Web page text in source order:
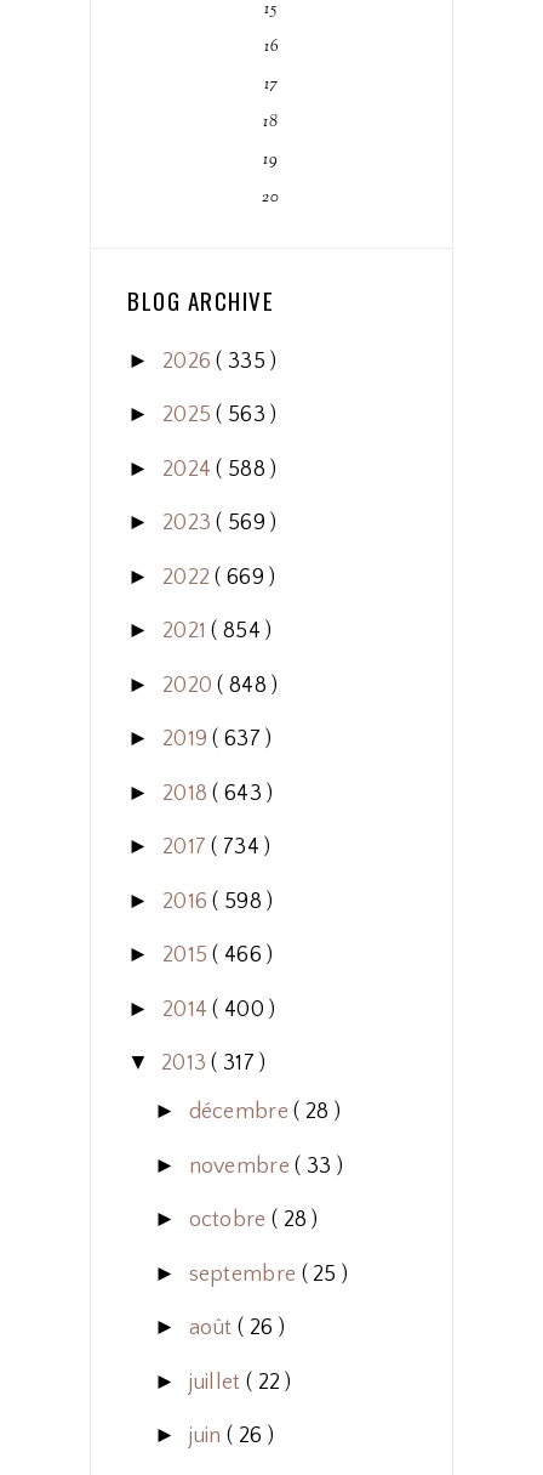
15
16
17
18
19
20
BLOG ARCHIVE
► 2026( 335 )
► 2025( 563 )
► 2024( 588 )
► 2023( 569 )
► 2022( 669 )
► 2021( 854 )
► 2020( 848 )
► 2019( 637 )
► 2018( 643 )
► 2017( 734 )
► 2016( 598 )
► 2015( 466 )
► 2014( 400 )
▼ 2013( 317 )
► décembre( 28 )
► novembre( 33 )
► octobre ( 28 )
► septembre ( 25 )
► août ( 26 )
► juillet ( 22 )
► juin ( 26 )